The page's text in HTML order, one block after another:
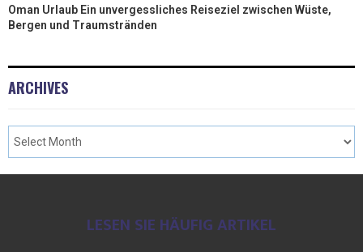
Oman Urlaub Ein unvergessliches Reiseziel zwischen Wüste,
Bergen und Traumstränden
ARCHIVES
LESEN SIE HÄUFIG ARTIKEL